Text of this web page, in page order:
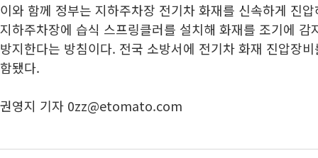
이와 함께 정부는 지하주차장 전기차 화재를 신속하게 진
지하주차장에 습식 스프링클러를 설치해 화재를 조기에 감
방지한다는 방침이다. 전국 소방서에 전기차 화재 진압장
함됐다.
권영지 기자 0zz@etomato.com